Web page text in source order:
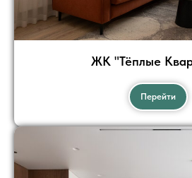
ЖК "Тёплые
Перейти